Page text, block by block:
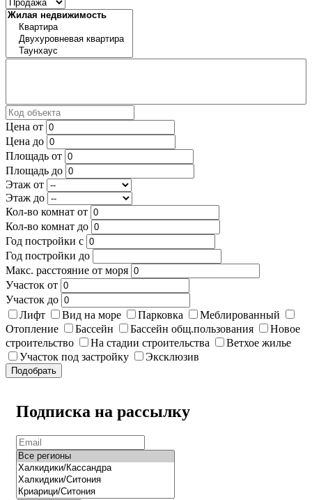
Цена от
Цена до
Площадь от
Площадь до
Этаж от
Этаж до
Кол-во комнат от
Кол-во комнат до
Год постройки с
Год постройки до
Макс. расстояние от моря
Участок от
Участок до
Лифт
Вид на море Парковка
Меблированный
Отопление
Бассейн Бассейн общ.пользования
Новое
строительство
На стадии строительства
Ветхое жилье
Участок под застройку
Эксклюзив
Подобрать
Подписка на рассылку